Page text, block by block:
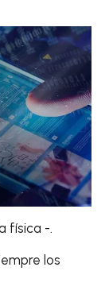
física -.
los